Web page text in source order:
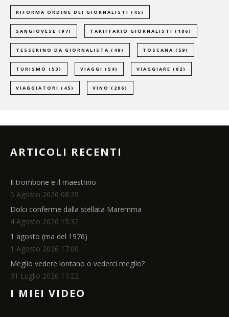
RIFORMA ORDINE DEI GIORNALISTI (45)
SANGIOVESE (97) TARIFFARIO GIORNALISTI (106)
TESSERINO DA GIORNALISTA (49) TOSCANA (59)
TURISMO (53) VIAGGI (54) VIAGGIARE (82)
VIAGGIATORI (45) VINO (206)
ARTICOLI RECENTI
Il trombone e il maestrino
5 Agosto 2026 08:39
Dolci conferme dalla stellata Maremma
4 Agosto 2026 15:32
1 agosto (ma del 1976)
1 Agosto 2026 17:00
Meglio vedere lontano o vederci meglio?
31 Luglio 2026 11:22
I MIEI VIDEO